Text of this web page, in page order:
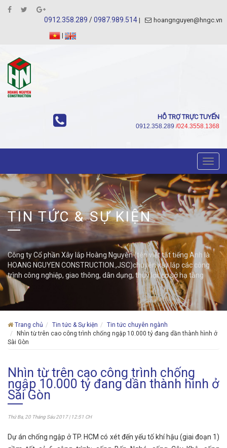
0912.358.289 /0987.989.514
hoangnguyen@hngc.vn
|
HỖ TRỢ TRỰC TUYẾN
0912.358.289 /024.3558.1368
TIN TỨC & SỰ KIỆN
Công ty Cổ phần Xây lắp Hoàng Nguyên (tên viết tắt tiếng Anh là
HOANG NGUYEN CONSTRUCTION.,JSC)chuyên xây lắp các công
trình công nghiệp, giao thông, dân dụng, thuỷ lợi, cơ sở hạ tầng
Trang chủ Tin tức & Sự kiện
Tin tức chuyên ngành
Nhìn từ trên cao công trình chống ngập 10.000 tỷ đang dần thành hình ở
Sài Gòn
Nhìn từ trên cao công trình chống
ngập 10.000 tỷ đang dần thành hình ở
Sài Gòn
Thứ Ba, 20 Tháng Sáu 2017 | 12:51 CH
Dự án chống ngập ở TP. HCM có xét đến yếu tố khí hậu (giai đoạn 1)